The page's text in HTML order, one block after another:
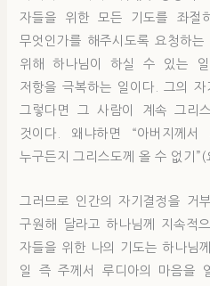
자들을 위한 모든 기도를 좌절
무엇인가를 해주시도록 요청하
위해 하나님이 하실 수 있는
저항을 극복하는 일이다. 그의
그렇다면 그 사람이 계속 그리
것이다. 왜냐하면 “아버지께
누구든지 그리스도께 올 수 없기
그러므로 인간의 자기결정을 거
구원해 달라고 하나님께 지속적
자들을 위한 나의 기도는 하나님
일 즉 주께서 루디아의 마음을